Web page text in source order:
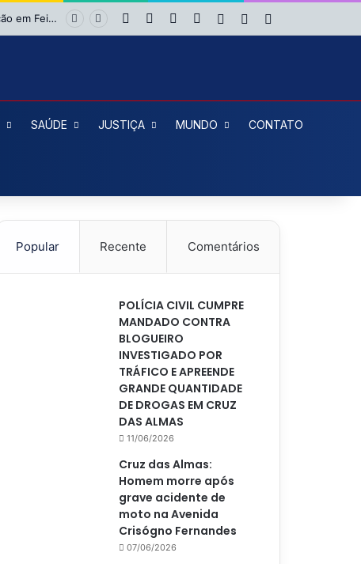
Cruz das Almas: Roberto Ximba da Saúde fecha apoio a Niltinho e define dobradinha com Paulo Magalhães para 2026 Facebook YouTubeInstagram
Entrar Artigo aleatório
SAÚDE JUSTIÇA MUNDO CONTATO
Popular Recente Comentários
POLÍCIA CIVIL CUMPRE
MANDADO CONTRA
BLOGUEIRO
INVESTIGADO POR
TRÁFICO E APREENDE
GRANDE QUANTIDADE
DE DROGAS EM CRUZ
DAS ALMAS
11/06/2026
Cruz das Almas:
Homem morre após
grave acidente de
moto na Avenida
Crisógno Fernandes
07/06/2026